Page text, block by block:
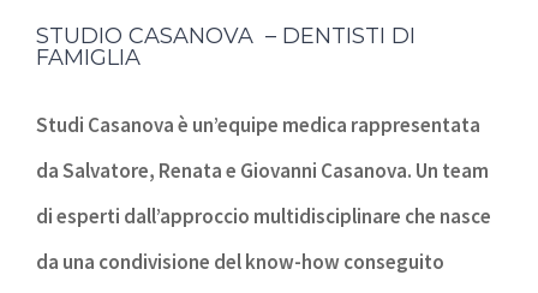
STUDIO CASANOVA – DENTISTI DI
FAMIGLIA
Studi Casanova è un’equipe medica rappresentata
da Salvatore, Renata e Giovanni Casanova. Un team
di esperti dall’approccio multidisciplinare che nasce
da una condivisione del know-how conseguito